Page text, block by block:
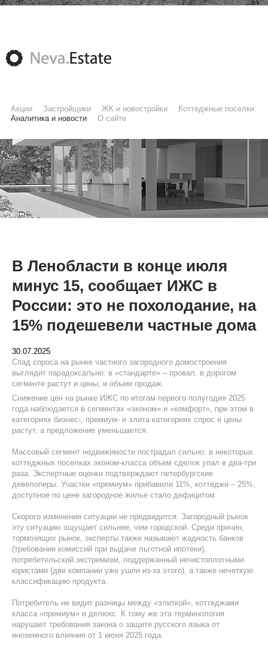
Акции Застройщики ЖК и новостройки
Коттеджные поселки
Аналитика и новости
О сайте
В Ленобласти в конце июля
минус 15, сообщает ИЖС в
России: это не похолодание, на
15% подешевели частные дома
30.07.2025
Спад спроса на рынке частного загородного домостроения
выглядит парадоксально: в «стандарте» – провал, в дорогом
сегменте растут и цены, и объем продаж.
Снижение цен на рынке ИЖС по итогам первого полугодия 2025
года наблюдается в сегментах «эконом» и «комфорт», при этом в
категориях бизнес-, премиум- и элита категориях спрос и цены
растут, а предложение уменьшается.
Массовый сегмент недвижимости пострадал сильно: в некоторых
коттеджных поселках эконом-класса объем сделок упал в два-три
раза. Экспертные оценки подтверждают петербургские
девелоперы. Участки «премиум» прибавили 11%, коттеджи – 25%,
доступное по цене загородное жилье стало дефицитом.
Скорого изменения ситуации не предвидится. Загородный рынок
эту ситуацию ощущает сильнее, чем городской. Среди причин,
тормозящих рынок, эксперты также называют жадность банков
(требование комиссий при выдаче льготной ипотеки),
потребительский экстремизм, поддержанный нечистоплотными
юристами (две компании уже ушли из-за этого), а также нечеткую
классификацию продукта.
Потребитель не видит разницы между «элиткой», коттеджами
класса «премиум» и делюкс. К тому же эта терминология
нарушает требования закона о защите русского языка от
иноземного влияния от 1 июня 2025 года.